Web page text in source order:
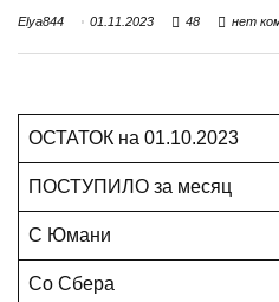
Elya844 01.11.2023 48 нет
ОСТАТОК на 01.10.2023
ПОСТУПИЛО за месяц
С Юмани
Со Сбера